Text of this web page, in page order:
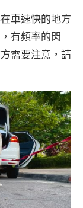
車速快的地方
有頻率的閃
需要注意，請